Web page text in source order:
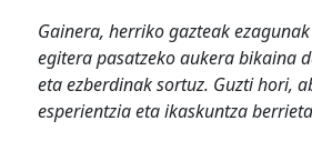
Gainera, herriko gazteak
egitera pasatzeko aukera bikaina
eta ezberdinak sortuz. Guzti hori,
esperientzia eta ikaskuntza